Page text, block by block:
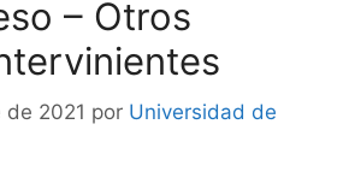
– Otros
de 2021 por Universidad de